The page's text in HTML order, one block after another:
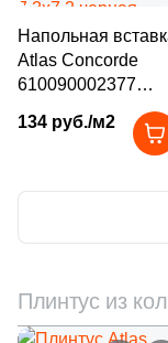
Напольная
Atlas Concorde
610090002377
Empire Calacatta
Black Bottone
134 руб./м2
Плинтус из